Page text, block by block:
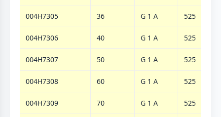
004H7305 36 G 1 A 525
004H7306 40 G 1 A 525
004H7307 50 G 1 A 525
004H7308 60 G 1 A 525
004H7309 70 G 1 A 525